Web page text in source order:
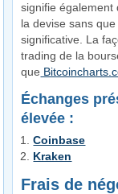
signifie également
la devise sans
significative. La
trading de la
que
Échanges
élevée :
Coinbase
Kraken
Frais de